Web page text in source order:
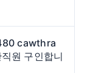
cawthra
원 구인합니